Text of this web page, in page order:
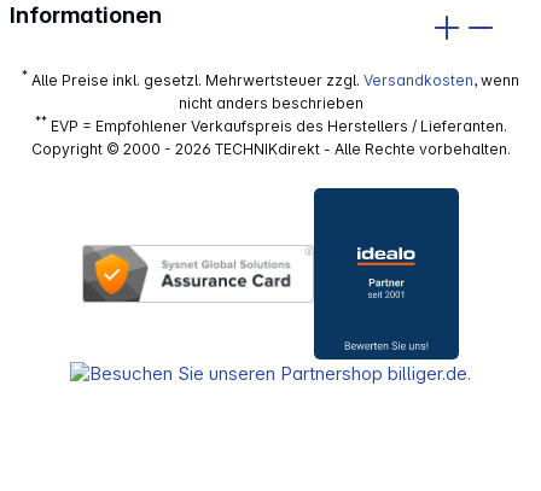
Informationen
* Alle Preise inkl. gesetzl. Mehrwertsteuer zzgl. Versandkosten, wenn
nicht anders beschrieben
**EVP = Empfohlener Verkaufspreis des Herstellers / Lieferanten.
Copyright © 2000 - 2026 TECHNIKdirekt - Alle Rechte vorbehalten.